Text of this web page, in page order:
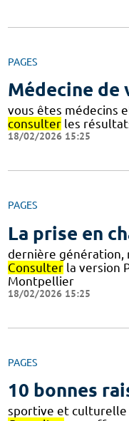
PAGES
Médecine de
vous êtes médecins
consulterles
18/02/2026 15:25
PAGES
La prise en
dernière génération,
Consulterla version
Montpellier
18/02/2026 15:25
PAGES
10 bonnes
sportive et culturelle